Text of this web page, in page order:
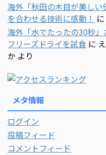
海外「秋田の木目が美し
を合わせる技術に感動！ に
海外「水でたったの30秒
フリーズドライを試食 に
か より
メタ情報
ログイン
投稿フィード
コメントフィード